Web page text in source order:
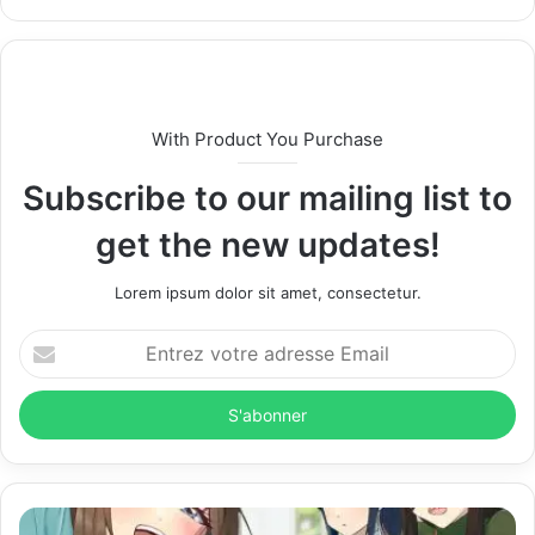
b
e
With Product You Purchase
Subscribe to our mailing list to
get the new updates!
Lorem ipsum dolor sit amet, consectetur.
E
n
r
z
o